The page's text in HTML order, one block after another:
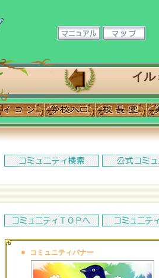
イル
コミュニティバナー